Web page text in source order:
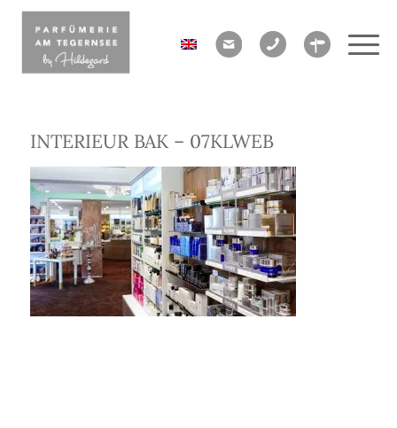
INTERIEUR BAK – 07KLWEB